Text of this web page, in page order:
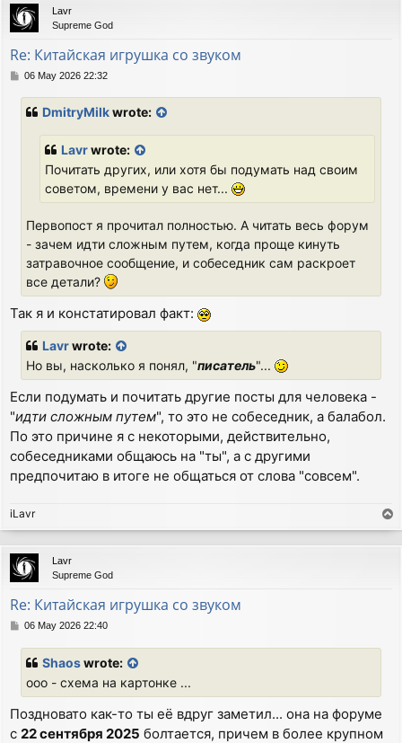
Lavr
Supreme God
Re: Китайская игрушка со звуком
P06 May 2026 22:32
DmitryMilkwrote:
Lavrwrote:
Почитать других, или хотя бы подумать над своим
советом, времени у вас нет...
Первопост я прочитал полностью. А читать весь форум
- зачем идти сложным путем, когда проще кинуть
затравочное сообщение, и собеседник сам раскроет
все детали?
Так я и констатировал факт:
Lavrwrote:
Но вы, насколько я понял, "писатель"...
Если подумать и почитать другие посты для человека -
"идти сложным путем", то это не собеседник, а балабол.
По это причине я с некоторыми, действительно,
собеседниками общаюсь на "ты", а с другими
предпочитаю в итоге не общаться от слова "совсем".
iLavr
o
p
Lavr
Supreme God
Re: Китайская игрушка со звуком
P06 May 2026 22:40
Shaoswrote:
ооо - схема на картонке ...
Поздновато как-то ты её вдруг заметил... она на форуме
с 22 сентября 2025 болтается, причем в более крупном